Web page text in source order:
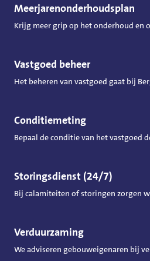
Meerjarenonderhoudsplan
Krijg meer grip op het onderhoud en
Vastgoed beheer
Het beheren van vastgoed gaat bij
Conditiemeting
Bepaal de conditie van het vastgoed
Storingsdienst (24/7)
Bij calamiteiten of storingen zorgen
Verduurzaming
We adviseren gebouweigenaren bij